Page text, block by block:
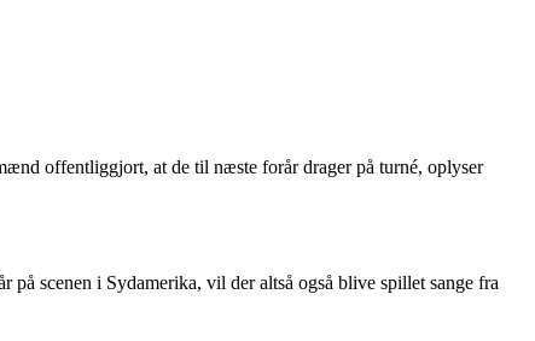
offentliggjort, at de til næste forår drager på turné, oplyser
scenen i Sydamerika, vil der altså også blive spillet sange fra